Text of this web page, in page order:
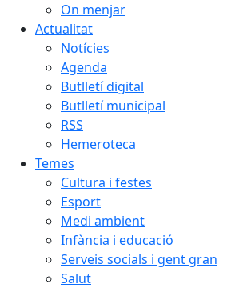
On menjar
Actualitat
Notícies
Agenda
Butlletí digital
Butlletí municipal
RSS
Hemeroteca
Temes
Cultura i festes
Esport
Medi ambient
Infància i educació
Serveis socials i gent gran
Salut